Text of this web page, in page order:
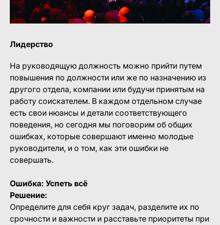
Лидерство
На руководящую должность можно прийти путем
повышения по должности или же по назначению из
другого отдела, компании или будучи принятым на
работу соискателем. В каждом отдельном случае
есть свои нюансы и детали соответствующего
поведения, но сегодня мы поговорим об общих
ошибках, которые совершают именно молодые
руководители, и о том, как эти ошибки не
совершать.
Ошибка: Успеть всё
Решение:
Определите для себя круг задач, разделите их по
срочности и важности и расставьте приоритеты при